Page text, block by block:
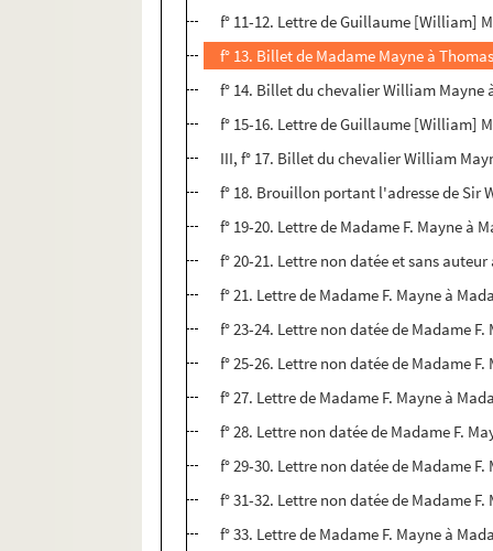
f° 11-12. Lettre de Guillaume [William]
f° 13. Billet de Madame Mayne à
f° 14. Billet du chevalier William Mayne
f° 15-16. Lettre de Guillaume [William]
III, f° 17. Billet du chevalier William
f° 18. Brouillon portant l'adresse de Sir
f° 19-20. Lettre de Madame F. Mayne à
f° 20-21. Lettre non datée et sans
f° 21. Lettre de Madame F. Mayne à
f° 23-24. Lettre non datée de Madame
f° 25-26. Lettre non datée de Madame
f° 27. Lettre de Madame F. Mayne à
f° 28. Lettre non datée de Madame F.
f° 29-30. Lettre non datée de Madame
f° 31-32. Lettre non datée de Madame
f° 33. Lettre de Madame F. Mayne à